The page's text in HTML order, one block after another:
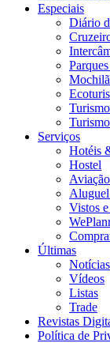
Especiais
Diário
Serviços
Hotéis
Hostel
Aviação
Vistos e
Últimas
Notícias
Vídeos
Listas
Trade
Revistas
Política de